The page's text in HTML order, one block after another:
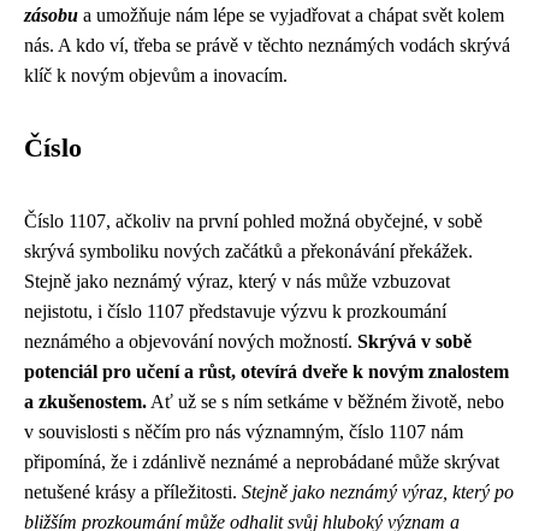
zásobu a umožňuje nám lépe se vyjadřovat a chápat svět kolem
nás. A kdo ví, třeba se právě v těchto neznámých vodách skrývá
klíč k novým objevům a inovacím.
Číslo
Číslo 1107, ačkoliv na první pohled možná obyčejné, v sobě
skrývá symboliku nových začátků a překonávání překážek.
Stejně jako neznámý výraz, který v nás může vzbuzovat
nejistotu, i číslo 1107 představuje výzvu k prozkoumání
neznámého a objevování nových možností. Skrývá v sobě
potenciál pro učení a růst, otevírá dveře k novým znalostem
a zkušenostem. Ať už se s ním setkáme v běžném životě, nebo
v souvislosti s něčím pro nás významným, číslo 1107 nám
připomíná, že i zdánlivě neznámé a neprobádané může skrývat
netušené krásy a příležitosti. Stejně jako neznámý výraz, který po
bližším prozkoumání může odhalit svůj hluboký význam a